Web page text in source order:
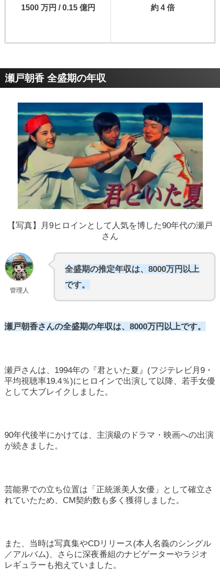
1500 万円 / 0.15 億円 約 4 倍
瀬戸朝香 全盛期の年収
【写真】月9ヒロインとして人気を博した90年代の瀬戸
さん
管理人
全盛期の推定年収は、8000万円以上
です。
瀬戸朝香さんの全盛期の年収は、8000万円以上です。
瀬戸さんは、1994年の『君といた夏』(フジテレビ月9・
平均視聴率19.4％)にヒロインで出演して以降、若手女優
として大ブレイクしました。
90年代後半にかけては、主演級のドラマ・映画への出演
が続きました。
芸能界での立ち位置は「正統派美人女優」として確立さ
れていたため、CM契約数も多く獲得しました。
また、当時は写真集やCDリリース(本人名義のシングル
／アルバム)、さらに深夜番組のナビゲーターやラジオ
レギュラーも抱えていました。